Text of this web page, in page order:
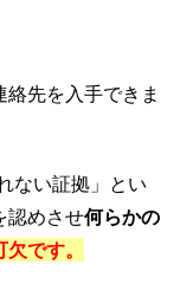
先を入手できま
ない証拠」とい
認めさせ何らかの
です。